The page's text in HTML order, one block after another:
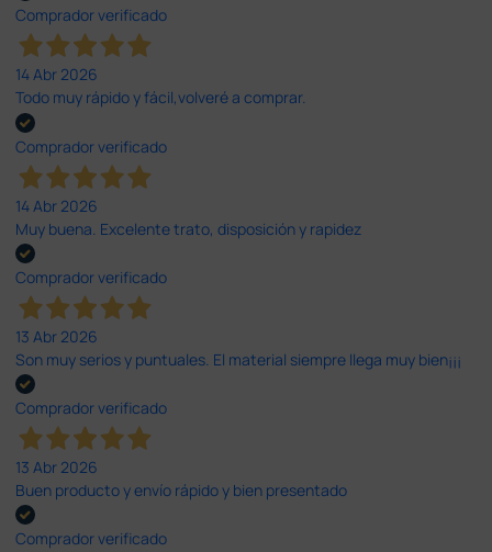
Comprador verificado
14 Abr 2026
Todo muy rápido y fácil,volveré a comprar.
Comprador verificado
14 Abr 2026
Muy buena. Excelente trato, disposición y rapidez
Comprador verificado
13 Abr 2026
Son muy serios y puntuales. El material siempre llega muy bien¡¡¡
Comprador verificado
13 Abr 2026
Buen producto y envío rápido y bien presentado
Comprador verificado